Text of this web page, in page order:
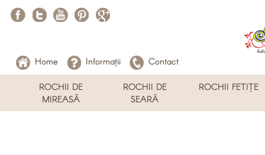
Home Informații Contact
ROCHII DE
MIREASĂ
ROCHII DE
SEARĂ
ROCHII FETIȚE